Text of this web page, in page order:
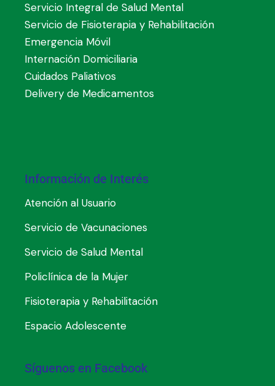
Servicio Integral de Salud Mental
Servicio de Fisioterapia y Rehabilitación
Emergencia Móvil
Internación Domiciliaria
Cuidados Paliativos
Delivery de Medicamentos
Información de Interés
Atención al Usuario
Servicio de Vacunaciones
Servicio de Salud Mental
Policlínica de la Mujer
Fisioterapia y Rehabilitación
Espacio Adolescente
Síguenos en Facebook